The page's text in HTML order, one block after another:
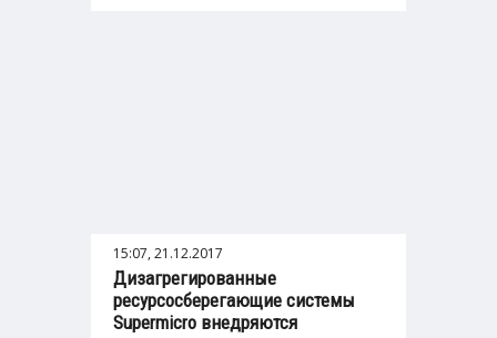
15:07, 21.12.2017
Дизагрегированные
ресурсосберегающие системы
Supermicrо внедряются